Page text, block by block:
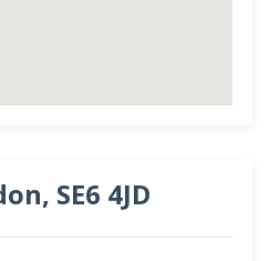
SE6 4JD